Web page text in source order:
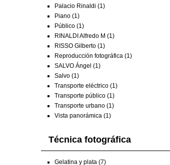
Palacio Rinaldi (1)
Piano (1)
Público (1)
RINALDI Alfredo M (1)
RISSO Gilberto (1)
Reproducción fotográfica (1)
SALVO Ángel (1)
Salvo (1)
Transporte eléctrico (1)
Transporte público (1)
Transporte urbano (1)
Vista panorámica (1)
Técnica fotográfica
Gelatina y plata (7)